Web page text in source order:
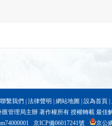
聯繫我們 法律聲明 網站地圖 設為首頁
匯管理局主辦 著作權所有 授權轉載 最佳
京ICP備06017241號 京公